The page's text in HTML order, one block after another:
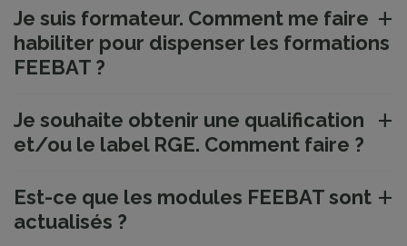
Je suis formateur. Comment me faire
habiliter pour dispenser les formations
FEEBAT ?
Je souhaite obtenir une qualification
et/ou le label RGE. Comment faire ?
Est-ce que les modules FEEBAT sont
actualisés ?